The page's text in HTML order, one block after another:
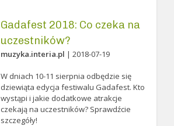
Gadafest 2018: Co czeka na
uczestników?
muzyka.interia.pl | 2018-07-19
W dniach 10-11 sierpnia odbędzie się
dziewiąta edycja festiwalu Gadafest. Kto
wystąpi i jakie dodatkowe atrakcje
czekają na uczestników? Sprawdźcie
szczegóły!